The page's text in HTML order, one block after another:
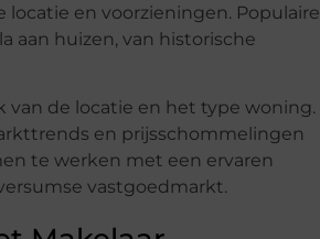
en voorzieningen. Populaire
aan huizen, van historische
van de locatie en het type woning.
en prijsschommelingen
te werken met een ervaren
vastgoedmarkt.